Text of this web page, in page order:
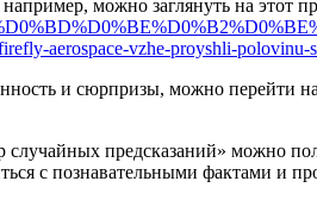
например, можно заглянуть на этот
aerospace-vzhe-proyshli-polovinu-
и сюрпризы, можно перейти на
случайных предсказаний» можно
с познавательными фактами и